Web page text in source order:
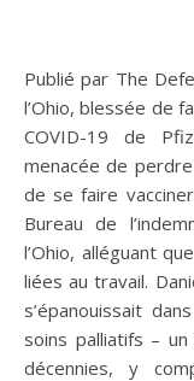
Publié par The Defender le 08/08/2023 Une infirmière de
l’Ohio, blessée de
COVID-19 de
menacée de
de se faire
Bureau de
l’Ohio, alléguant
liées au travail.
s’épanouissait
soins palliatifs –
décennies, y